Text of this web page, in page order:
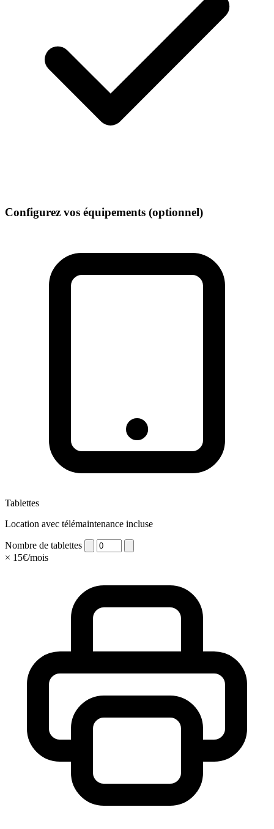
Configurez vos équipements (optionnel)
Tablettes
Location avec télémaintenance incluse
Nombre de tablettes
× 15€/mois